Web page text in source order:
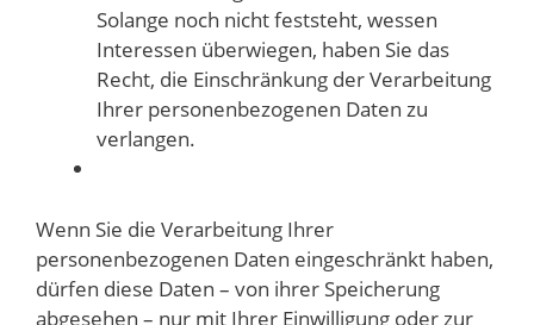
Solange noch nicht feststeht, wessen
Interessen überwiegen, haben Sie das
Recht, die Einschränkung der Verarbeitung
Ihrer personenbezogenen Daten zu
verlangen.
Wenn Sie die Verarbeitung Ihrer
personenbezogenen Daten eingeschränkt haben,
dürfen diese Daten – von ihrer Speicherung
abgesehen – nur mit Ihrer Einwilligung oder zur